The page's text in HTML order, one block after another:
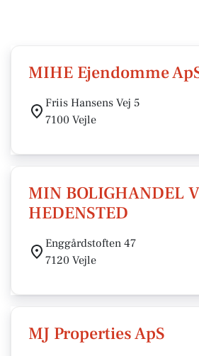
MIHE Ejendomme
Friis Hansens Vej 5
7100 Vejle
MIN BOLIGHANDEL
HEDENSTED
Enggårdstoften 47
7120 Vejle
MJ Properties ApS